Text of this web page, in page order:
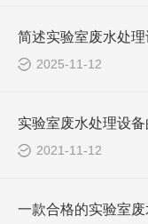
简述实验室废水处理
2025-11-12
2021-11-12